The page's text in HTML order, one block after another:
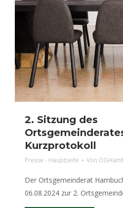
2. Sitzung des
Kurzprotokoll
Presse - Hauptseite Von
Der Ortsgemeinderat
06.08.2024 zur 2.